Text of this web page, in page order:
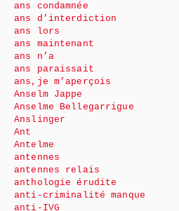
ans condamnée
ans d’interdiction
ans lors
ans maintenant
ans n’a
ans paraissait
ans,je m’aperçois
Anselm Jappe
Anselme Bellegarrigue
Anslinger
Ant
Antelme
antennes
antennes relais
anthologie érudite
anti-criminalité manque
anti-IVG